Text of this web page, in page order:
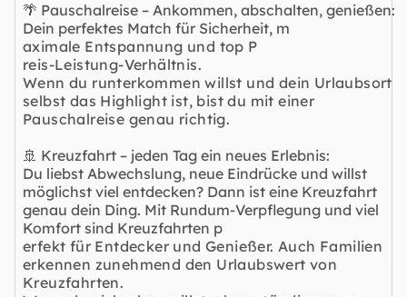
🌴 Pauschalreise – Ankommen, abschalten, genießen:
Dein perfektes Match für Sicherheit, m
aximale Entspannung und top P
reis-Leistung-Verhältnis.
Wenn du runterkommen willst und dein Urlaubsort
selbst das Highlight ist, bist du mit einer
Pauschalreise genau richtig.
🚢 Kreuzfahrt – jeden Tag ein neues Erlebnis:
Du liebst Abwechslung, neue Eindrücke und willst
möglichst viel entdecken? Dann ist eine Kreuzfahrt
genau dein Ding. Mit Rundum-Verpflegung und viel
Komfort sind Kreuzfahrten p
erfekt für Entdecker und Genießer. Auch Familien
erkennen zunehmend den Urlaubswert von
Kreuzfahrten.